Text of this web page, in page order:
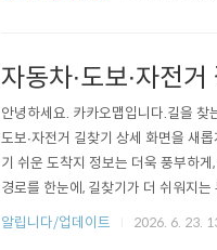
자동차∙도보∙자전
안녕하세요. 카카오맵입니다.길을 찾
도보∙자전거 길찾기 상세 화면을 새
기 쉬운 도착지 정보는 더욱 풍부하
경로를 한눈에, 길찾기가 더 쉬워지
하게 길을 따라가보세요. 경로 구간
알립니다/업데이트 2026. 6. 23.